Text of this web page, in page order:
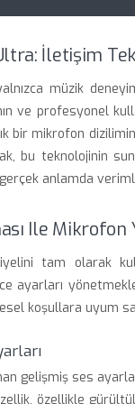
İletişim
müzik
ve profesyonel
bir mikrofon
bu teknolojinin
anlamda
Ile Mikrofon
tam olarak
ayarları
koşullara uyum
gelişmiş ses
özellikle